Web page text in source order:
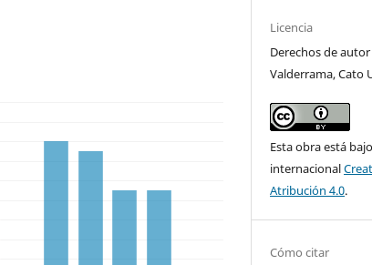
Licencia
Derechos de
Valderrama, Cato
Esta obra está
internacional
Atribución 4.0.
Cómo citar